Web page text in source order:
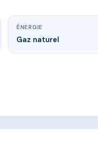
ÉNERGIE
Gaz naturel